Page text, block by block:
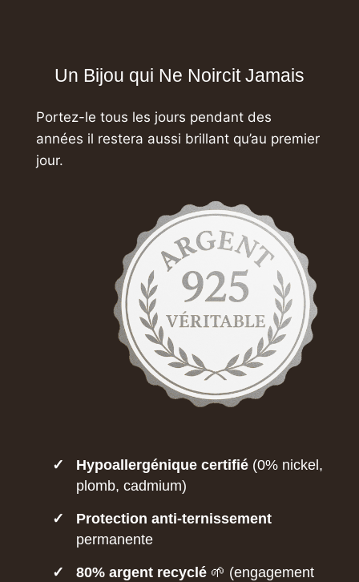
Un Bijou qui Ne Noircit Jamais
Portez-le tous les jours pendant des
années il restera aussi brillant qu’au premier
jour.
✓ Hypoallergénique certifié(0% nickel,
plomb, cadmium)
✓
Protection anti-ternissement
permanente
✓ 80% argent recyclé🌱 (engagement